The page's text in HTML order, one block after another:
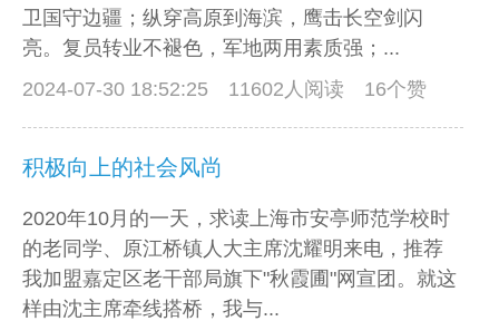
卫国守边疆；纵穿高原到海滨，鹰击长空剑闪
亮。复员转业不褪色，军地两用素质强；...
2024-07-30 18:52:25
11602人阅读 16个赞
积极向上的社会风尚
2020年10月的一天，求读上海市安亭师范学校时
的老同学、原江桥镇人大主席沈耀明来电，推荐
我加盟嘉定区老干部局旗下"秋霞圃"网宣团。就这
样由沈主席牵线搭桥，我与...